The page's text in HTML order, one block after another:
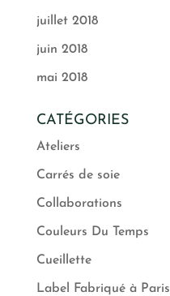
juillet 2018
juin 2018
mai 2018
CATÉGORIES
Ateliers
Carrés de soie
Collaborations
Couleurs Du Temps
Cueillette
Label Fabriqué à Paris